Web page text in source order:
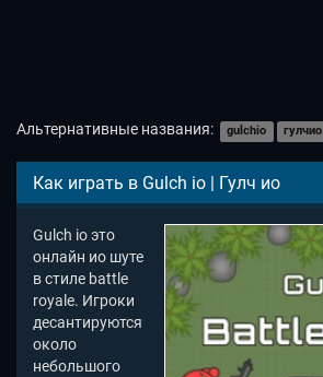
Альтернативные названия: gulchio гулчио
Как играть в Gulch io | Гулч ио
Gulch io это
онлайн ио шуте
в стиле battle
royale. Игроки
десантируются
около
небольшого